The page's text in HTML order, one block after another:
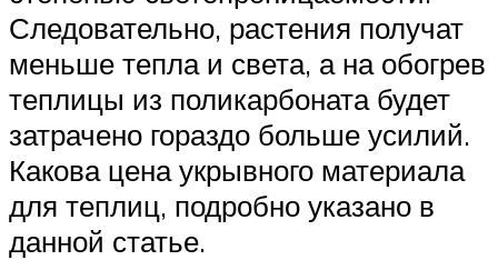
Следовательно, растения получат
меньше тепла и света, а на обогрев
теплицы из поликарбоната будет
затрачено гораздо больше усилий.
Какова цена укрывного материала
для теплиц, подробно указано в
данной статье.